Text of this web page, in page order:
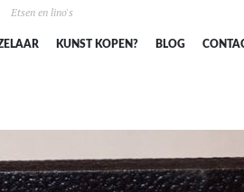
Etsen en lino's
SPRING
KUNST KOPEN? BLOG